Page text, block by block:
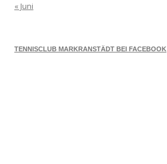
« Juni
TENNISCLUB MARKRANSTÄDT BEI FACEBOOK